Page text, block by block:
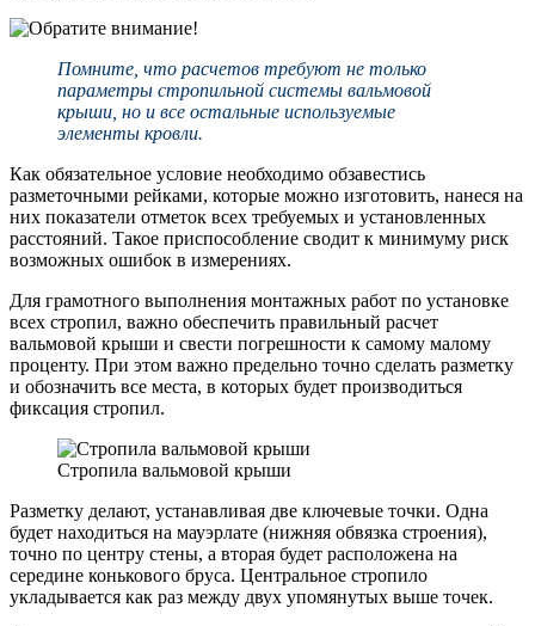
Помните, что расчетов требуют не только
параметры стропильной системы вальмовой
крыши, но и все остальные используемые
элементы кровли.
Как обязательное условие необходимо обзавестись
разметочными рейками, которые можно изготовить, нанеся на
них показатели отметок всех требуемых и установленных
расстояний. Такое приспособление сводит к минимуму риск
возможных ошибок в измерениях.
Для грамотного выполнения монтажных работ по установке
всех стропил, важно обеспечить правильный расчет
вальмовой крыши и свести погрешности к самому малому
проценту. При этом важно предельно точно сделать разметку
и обозначить все места, в которых будет производиться
фиксация стропил.
Стропила вальмовой крыши
Разметку делают, устанавливая две ключевые точки. Одна
будет находиться на мауэрлате (нижняя обвязка строения),
точно по центру стены, а вторая будет расположена на
середине конькового бруса. Центральное стропило
укладывается как раз между двух упомянутых выше точек.